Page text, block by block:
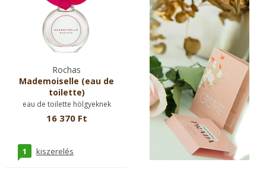
Rochas
Mademoiselle (eau de
toilette)
eau de toilette hölgyeknek
16 370 Ft
1 kiszerelés